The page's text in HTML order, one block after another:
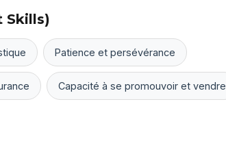
Skills)
Patience et persévérance
Capacité à se promouvoir et vendre